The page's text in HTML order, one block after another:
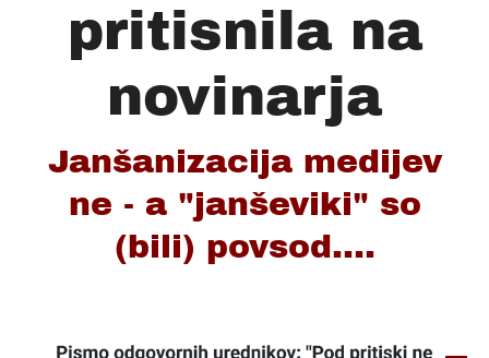
pritisnila na
novinarja
Janšanizacija medijev
ne - a "janševiki" so
(bili) povsod....